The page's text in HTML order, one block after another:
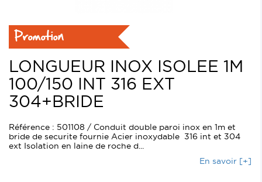
Promotion
LONGUEUR INOX ISOLEE 1M
100/150 INT 316 EXT
304+BRIDE
Référence : 501108 / Conduit double paroi inox en 1m et
bride de securite fournie Acier inoxydable 316 int et 304
ext Isolation en laine de roche d...
En savoir [+]